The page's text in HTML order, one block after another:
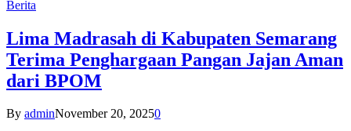
Berita
Lima Madrasah di Kabupaten Semarang
Terima Penghargaan Pangan Jajan Aman
dari BPOM
By adminNovember 20, 20250